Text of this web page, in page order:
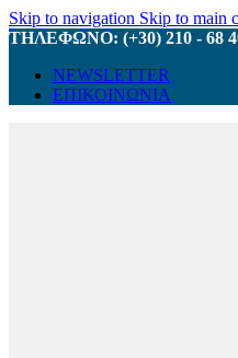
Skip to navigation Skip to main
ΤΗΛΕΦΩΝΟ: (+30) 210 - 68
NEWSLETTER
ΕΠΙΚΟΙΝΩΝΙΑ